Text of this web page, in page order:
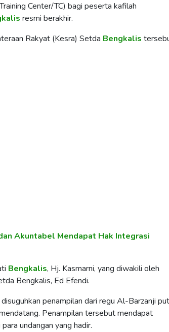
Center/TC) bagi peserta kafilah
resmi berakhir.
Rakyat (Kesra) Setda Bengkalis
Akuntabel Mendapat Hak Integrasi
Bengkalis, Hj. Kasmarni, yang diwakili oleh
Bengkalis, Ed Efendi.
penampilan dari regu Al-Barzanji
Penampilan tersebut mendapat
undangan yang hadir.